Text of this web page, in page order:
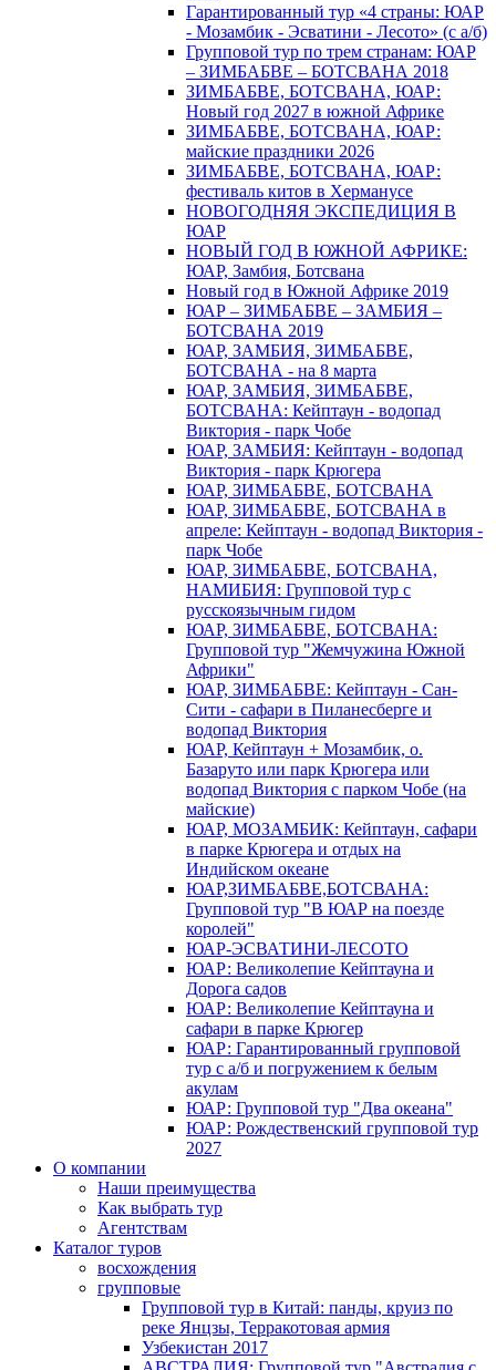
Гарантированный тур «4 страны: ЮАР
- Мозамбик - Эсватини - Лесото» (с а/б)
Групповой тур по трем странам: ЮАР
– ЗИМБАБВЕ – БОТСВАНА 2018
ЗИМБАБВЕ, БОТСВАНА, ЮАР:
Новый год 2027 в южной Африке
ЗИМБАБВЕ, БОТСВАНА, ЮАР:
майские праздники 2026
ЗИМБАБВЕ, БОТСВАНА, ЮАР:
фестиваль китов в Херманусе
НОВОГОДНЯЯ ЭКСПЕДИЦИЯ В
ЮАР
НОВЫЙ ГОД В ЮЖНОЙ АФРИКЕ:
ЮАР, Замбия, Ботсвана
Новый год в Южной Африке 2019
ЮАР – ЗИМБАБВЕ – ЗАМБИЯ –
БОТСВАНА 2019
ЮАР, ЗАМБИЯ, ЗИМБАБВЕ,
БОТСВАНА - на 8 марта
ЮАР, ЗАМБИЯ, ЗИМБАБВЕ,
БОТСВАНА: Кейптаун - водопад
Виктория - парк Чобе
ЮАР, ЗАМБИЯ: Кейптаун - водопад
Виктория - парк Крюгера
ЮАР, ЗИМБАБВЕ, БОТСВАНА
ЮАР, ЗИМБАБВЕ, БОТСВАНА в
апреле: Кейптаун - водопад Виктория -
парк Чобе
ЮАР, ЗИМБАБВЕ, БОТСВАНА,
НАМИБИЯ: Групповой тур с
русскоязычным гидом
ЮАР, ЗИМБАБВЕ, БОТСВАНА:
Групповой тур "Жемчужина Южной
Африки"
ЮАР, ЗИМБАБВЕ: Кейптаун - Сан-
Сити - сафари в Пиланесберге и
водопад Виктория
ЮАР, Кейптаун + Мозамбик, о.
Базаруто или парк Крюгера или
водопад Виктория с парком Чобе (на
майские)
ЮАР, МОЗАМБИК: Кейптаун, сафари
в парке Крюгера и отдых на
Индийском океане
ЮАР,ЗИМБАБВЕ,БОТСВАНА:
Групповой тур "В ЮАР на поезде
королей"
ЮАР-ЭСВАТИНИ-ЛЕСОТО
ЮАР: Великолепие Кейптауна и
Дорога садов
ЮАР: Великолепие Кейптауна и
сафари в парке Крюгер
ЮАР: Гарантированный групповой
тур с а/б и погружением к белым
акулам
ЮАР: Групповой тур "Два океана"
ЮАР: Рождественский групповой тур
2027
О компании
Наши преимущества
Как выбрать тур
Агентствам
Каталог туров
восхождения
групповые
Групповой тур в Китай: панды, круиз по
реке Янцзы, Терракотовая армия
Узбекистан 2017